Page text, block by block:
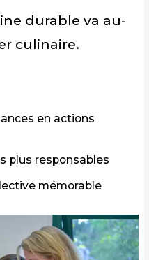
durable va au-
culinaire.
en actions
plus responsables
mémorable